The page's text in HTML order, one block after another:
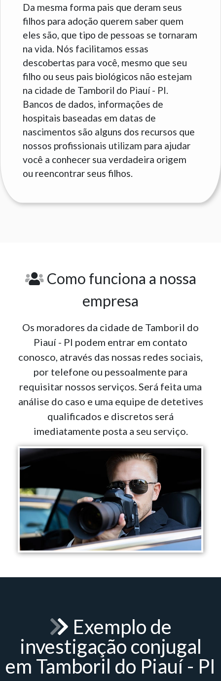
Da mesma forma pais que deram seus
filhos para adoção querem saber quem
eles são, que tipo de pessoas se tornaram
na vida. Nós facilitamos essas
descobertas para você, mesmo que seu
filho ou seus pais biológicos não estejam
na cidade de Tamboril do Piauí - PI.
Bancos de dados, informações de
hospitais baseadas em datas de
nascimentos são alguns dos recursos que
nossos profissionais utilizam para ajudar
você a conhecer sua verdadeira origem
ou reencontrar seus filhos.
Como funciona a nossa
empresa
Os moradores da cidade de Tamboril do
Piauí - PI podem entrar em contato
conosco, através das nossas redes sociais,
por telefone ou pessoalmente para
requisitar nossos serviços. Será feita uma
análise do caso e uma equipe de detetives
qualificados e discretos será
imediatamente posta a seu serviço.
Exemplo de
investigação conjugal
em Tamboril do Piauí - PI